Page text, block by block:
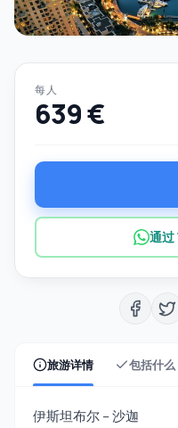
旅游详情 包括什么
伊斯坦布尔 – 沙迦
每人
639 €
通过